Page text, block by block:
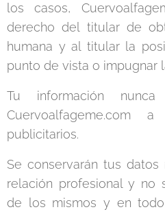
los casos,
derecho del titular de
humana y al titular la
punto de vista o impugnar
Tu información
Cuervoalfageme.com
publicitarios.
Se conservarán tus
relación profesional y no
de los mismos y en